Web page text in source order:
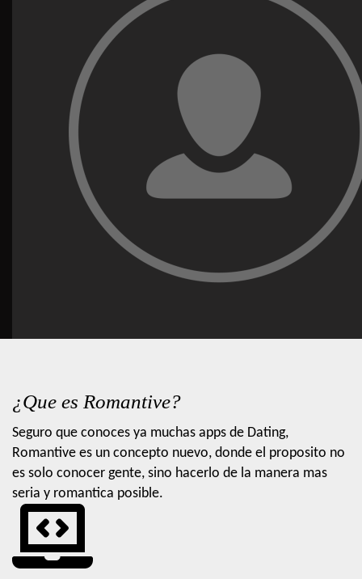
¿Que es Romantive?
Seguro que conoces ya muchas apps de Dating,
Romantive es un concepto nuevo, donde el proposito no
es solo conocer gente, sino hacerlo de la manera mas
seria y romantica posible.